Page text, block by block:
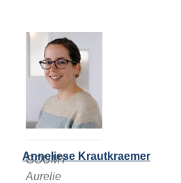
GOUMY
Aurelie
Anneliese Krautkraemer